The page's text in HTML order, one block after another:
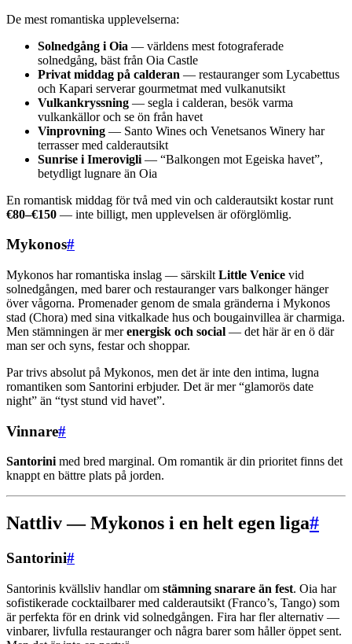
De mest romantiska upplevelserna:
Solnedgång i Oia — världens mest fotograferade
solnedgång, bäst från Oia Castle
Privat middag på calderan — restauranger som Lycabettus
och Kapari serverar gourmetmat med vulkanutsikt
Vulkankryssning — segla i calderan, besök varma
vulkankällor och se ön från havet
Vinprovning — Santo Wines och Venetsanos Winery har
terrasser med calderautsikt
Sunrise i Imerovigli — “Balkongen mot Egeiska havet”,
betydligt lugnare än Oia
En romantisk middag för två med vin och calderautsikt kostar runt
€80–€150 — inte billigt, men upplevelsen är oförglömlig.
Mykonos#
Mykonos har romantiska inslag — särskilt Little Venice vid
solnedgången, med barer och restauranger vars balkonger hänger
över vågorna. Promenader genom de smala gränderna i Mykonos
stad (Chora) med sina vitkalkade hus och bougainvillea är charmiga.
Men stämningen är merenergisk och social — det här är en ö där
man ser och syns, festar och shoppar.
Par trivs absolut på Mykonos, men det är inte den intima, lugna
romantiken som Santorini erbjuder. Det är mer “glamorös date
night” än “tyst stund vid havet”.
Vinnare#
Santorinimed bred marginal. Om romantik är din prioritet finns det
knappt en bättre plats på jorden.
Nattliv — Mykonos i en helt egen liga#
Santorini#
Santorinis kvällsliv handlar om stämning snarare än fest. Oia har
sofistikerade cocktailbarer med calderautsikt (Franco’s, Tango) som
är perfekta för en drink vid solnedgången. Fira har fler alternativ —
vinbarer, livfulla restauranger och några barer som håller öppet sent.